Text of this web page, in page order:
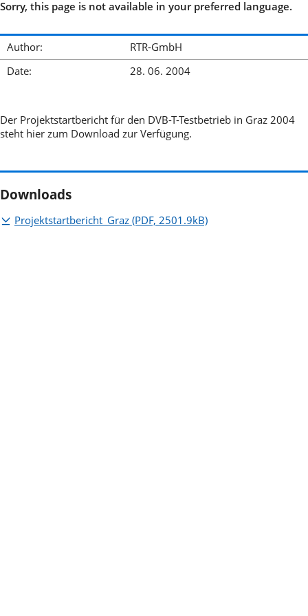
Sorry, this page is not available in your preferred language.
Author:
RTR-GmbH
Date:
28. 06. 2004
Der Projektstartbericht für den DVB-T-Testbetrieb in Graz 2004
steht hier zum Download zur Verfügung.
Downloads
Projektstartbericht_Graz (PDF, 2501.9kB)